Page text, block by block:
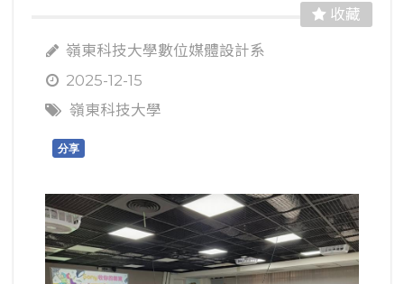
收藏
嶺東科技大學數位媒體設計系
2025-12-15
嶺東科技大學
分享